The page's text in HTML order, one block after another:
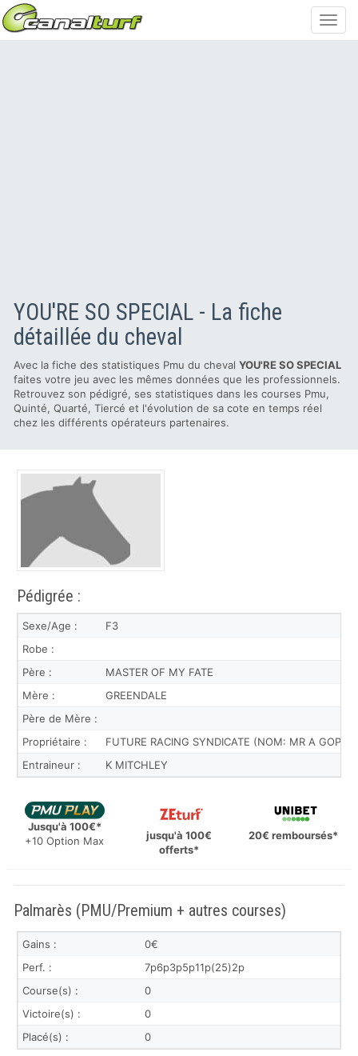
YOU'RE SO SPECIAL - La fiche
détaillée du cheval
Avec la fiche des statistiques Pmu du cheval YOU'RE SO SPECIAL
faites votre jeu avec les mêmes données que les professionnels.
Retrouvez son pédigré, ses statistiques dans les courses Pmu,
Quinté, Quarté, Tiercé et l'évolution de sa cote en temps réel
chez les différents opérateurs partenaires.
Pédigrée :
Sexe/Age :
F3
Robe :
Père :
MASTER OF MY FATE
Mère :
GREENDALE
Père de Mère :
Propriétaire :
FUTURE RACING SYNDICATE (NOM: MR A
Entraineur :
K MITCHLEY
Jusqu'à 100€*
+10 Option Max
jusqu'à 100€
offerts*
20€ remboursés*
Palmarès (PMU/Premium + autres courses)
Gains :
0€
Perf. :
7p6p3p5p11p(25)2p
Course(s) :
0
Victoire(s) :
0
Placé(s) :
0